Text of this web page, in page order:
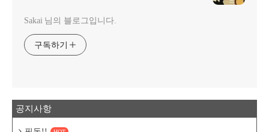
Sakai 님의 블로그입니다.
구독하기
공지사항